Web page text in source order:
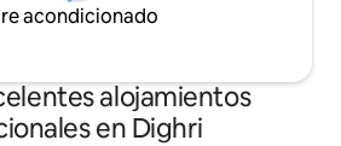
acondicionado
alojamientos
en Dighri